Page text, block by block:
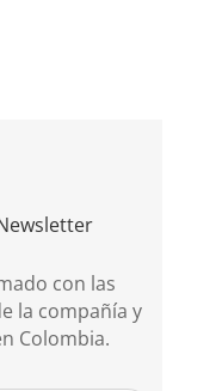
con las
la compañía y
Colombia.